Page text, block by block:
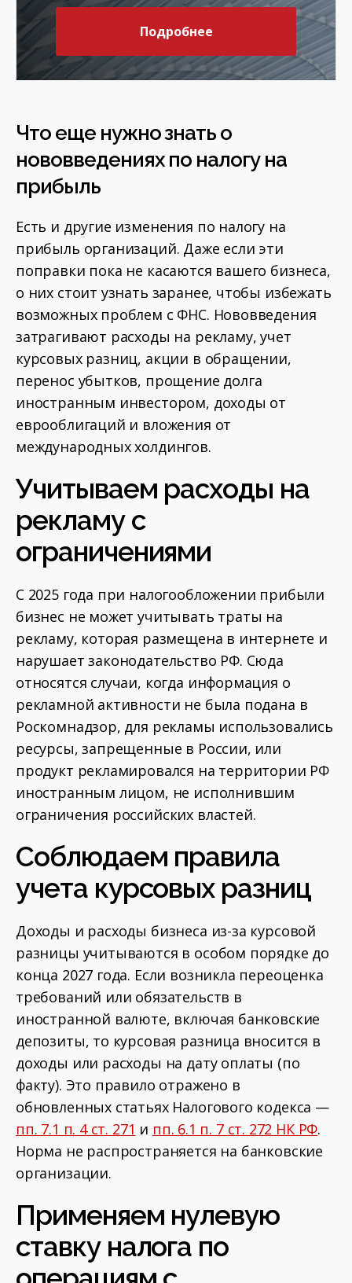
Подробнее
Что еще нужно знать о
нововведениях по налогу на
прибыль
Есть и другие изменения по налогу на
прибыль организаций. Даже если эти
поправки пока не касаются вашего бизнеса,
о них стоит узнать заранее, чтобы избежать
возможных проблем с ФНС. Нововведения
затрагивают расходы на рекламу, учет
курсовых разниц, акции в обращении,
перенос убытков, прощение долга
иностранным инвестором, доходы от
еврооблигаций и вложения от
международных холдингов.
Учитываем расходы на
рекламу с
ограничениями
С 2025 года при налогообложении прибыли
бизнес не может учитывать траты на
рекламу, которая размещена в интернете и
нарушает законодательство РФ. Сюда
относятся случаи, когда информация о
рекламной активности не была подана в
Роскомнадзор, для рекламы использовались
ресурсы, запрещенные в России, или
продукт рекламировался на территории РФ
иностранным лицом, не исполнившим
ограничения российских властей.
Соблюдаем правила
учета курсовых разниц
Доходы и расходы бизнеса из-за курсовой
разницы учитываются в особом порядке до
конца 2027 года. Если возникла переоценка
требований или обязательств в
иностранной валюте, включая банковские
депозиты, то курсовая разница вносится в
доходы или расходы на дату оплаты (по
факту). Это правило отражено в
обновленных статьях Налогового кодекса —
пп. 7.1 п. 4 ст. 271 и пп. 6.1 п. 7 ст. 272 НК РФ.
Норма не распространяется на банковские
организации.
Применяем нулевую
ставку налога по